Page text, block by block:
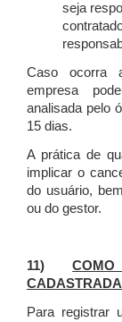
seja
Caso ocorra
empresa
analisada pelo
15 dias.
A prática de
implicar o
do usuário,
ou do gestor.
11)COMO
Para registrar